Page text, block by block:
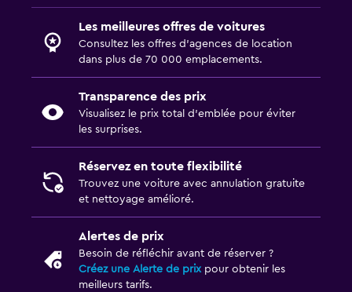
Les meilleures offres de voitures
Consultez les offres d’agences de location
dans plus de 70 000 emplacements.
Transparence des prix
Visualisez le prix total d’emblée pour éviter
les surprises.
Réservez en toute flexibilité
Trouvez une voiture avec annulation gratuite
et nettoyage amélioré.
Alertes de prix
Besoin de réfléchir avant de réserver ?
Créez une Alerte de prixpour obtenir les
meilleurs tarifs.